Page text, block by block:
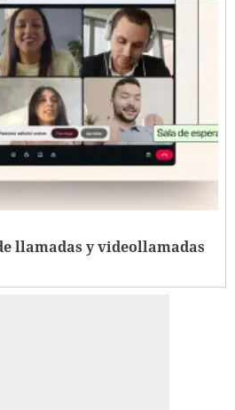
llamadas y videollamadas